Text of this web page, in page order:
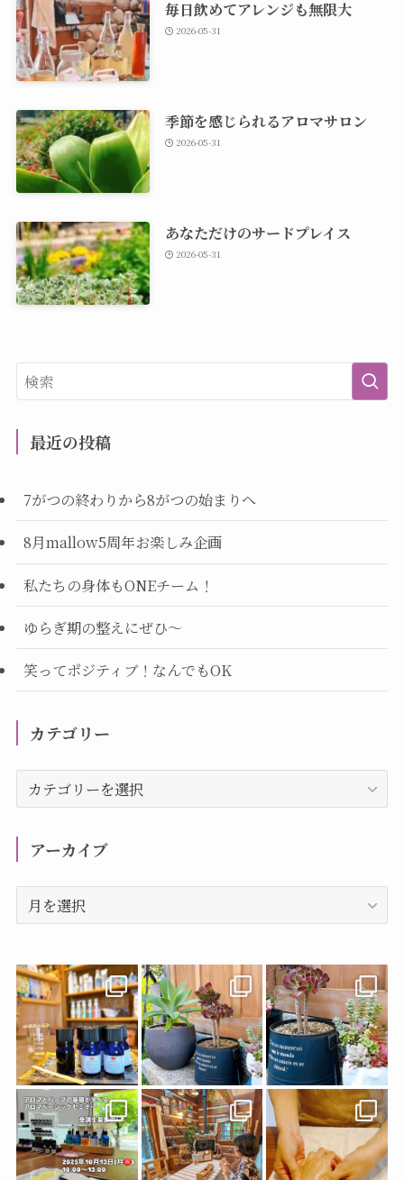
毎日飲めてアレンジも無限大
2026-05-31
季節を感じられるアロマサロン
2026-05-31
あなただけのサードプレイス
2026-05-31
最近の投稿
7がつの終わりから8がつの始まりへ
8月mallow5周年お楽しみ企画
私たちの身体もONEチーム！
ゆらぎ期の整えにぜひ～
笑ってポジティブ！なんでもOK
カテゴリー
テ
アーカイブ
ー
イ
ブ